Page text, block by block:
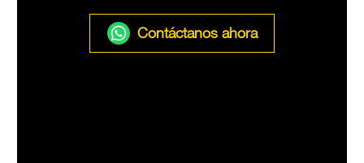
Contáctanos ahora